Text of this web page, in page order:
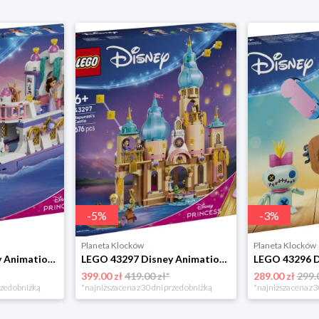
LEGO 43299 Disney Animation Królewska łódź weselna Arielki Lego
obniżką
-5%
Planeta Klocków
LEGO 43297 Disney Animation Zamek Roszpunki Lego
399.00 zł419.00 zł*
*najniższa cena z 30 dni przed obniżką
-3%
Planeta Klocków
289.00 zł
*najniższa cena z